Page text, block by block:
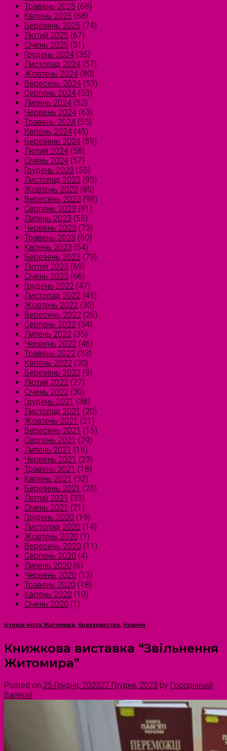
Травень 2025 (68)
Квітень 2025 (68)
Березень 2025 (74)
Лютий 2025 (67)
Січень 2025 (51)
Грудень 2024 (35)
Листопад 2024 (57)
Жовтень 2024 (80)
Вересень 2024 (53)
Серпень 2024 (53)
Липень 2024 (52)
Червень 2024 (63)
Травень 2024 (55)
Квітень 2024 (45)
Березень 2024 (59)
Лютий 2024 (58)
Січень 2024 (57)
Грудень 2023 (55)
Листопад 2023 (93)
Жовтень 2023 (85)
Вересень 2023 (98)
Серпень 2023 (81)
Липень 2023 (55)
Червень 2023 (73)
Травень 2023 (50)
Квітень 2023 (54)
Березень 2023 (73)
Лютий 2023 (69)
Січень 2023 (66)
Грудень 2022 (47)
Листопад 2022 (45)
Жовтень 2022 (30)
Вересень 2022 (26)
Серпень 2022 (34)
Липень 2022 (35)
Червень 2022 (46)
Травень 2022 (33)
Квітень 2022 (30)
Березень 2022 (9)
Лютий 2022 (27)
Січень 2022 (30)
Грудень 2021 (38)
Листопад 2021 (20)
Жовтень 2021 (21)
Вересень 2021 (15)
Серпень 2021 (29)
Липень 2021 (16)
Червень 2021 (23)
Травень 2021 (18)
Квітень 2021 (32)
Березень 2021 (23)
Лютий 2021 (33)
Січень 2021 (21)
Грудень 2020 (19)
Листопад 2020 (14)
Жовтень 2020 (1)
Вересень 2020 (11)
Серпень 2020 (4)
Липень 2020 (6)
Червень 2020 (13)
Травень 2020 (18)
Квітень 2020 (10)
Січень 2020 (1)
Історія міста Житомира, Краєзнавство, Новини
Книжкова виставка “Звільнення
Житомира”
Posted on 25 Грудня, 202327 Грудня, 2023 by Городничий
Валерій